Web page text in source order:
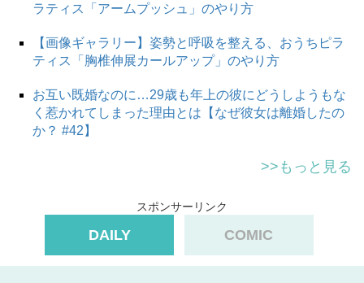
ラティス「アームプッシュ」のやり方
【画像ギャラリー】姿勢と呼吸を整える、おうちピラ
ティス「胸椎伸展カールアップ」のやり方
お互い既婚なのに…29歳も年上の彼にどうしようもな
く惹かれてしまった理由とは【なぜ彼女は離婚したの
か？ #42】
>>もっと見る
スポンサーリンク
DAILY COMIC